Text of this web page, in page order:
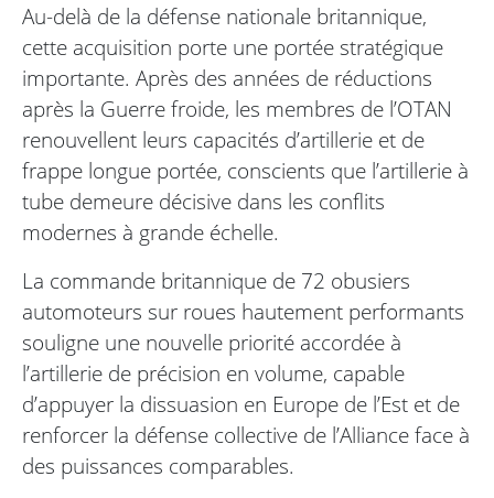
Au-delà de la défense nationale britannique,
cette acquisition porte une portée stratégique
importante. Après des années de réductions
après la Guerre froide, les membres de l’OTAN
renouvellent leurs capacités d’artillerie et de
frappe longue portée, conscients que l’artillerie à
tube demeure décisive dans les conflits
modernes à grande échelle.
La commande britannique de 72 obusiers
automoteurs sur roues hautement performants
souligne une nouvelle priorité accordée à
l’artillerie de précision en volume, capable
d’appuyer la dissuasion en Europe de l’Est et de
renforcer la défense collective de l’Alliance face à
des puissances comparables.